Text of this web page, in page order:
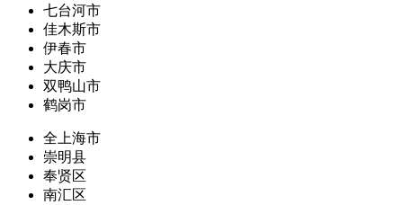
七台河市
佳木斯市
伊春市
大庆市
双鸭山市
鹤岗市
全上海市
崇明县
奉贤区
南汇区